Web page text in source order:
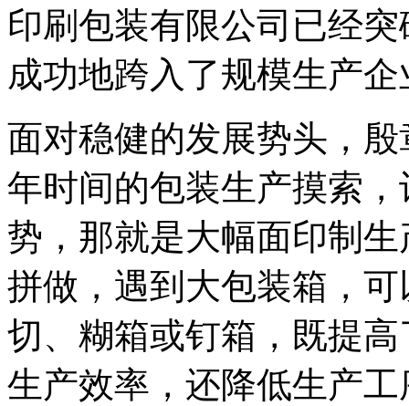
印刷包装有限公司已经
成功地跨入了规模生产
面对稳健的发展势头，
年时间的包装生产摸索
势，那就是大幅面印制
拼做，遇到大包装箱，
切、糊箱或钉箱，既提
生产效率，还降低生产